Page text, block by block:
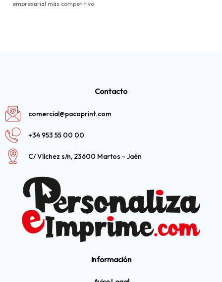
empresarial más competitivo.
Contacto
comercial@pacoprint.com
+34 953 55 00 00
C/ Vílchez s/n, 23600 Martos - Jaén
Información